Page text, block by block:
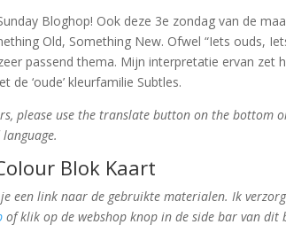
Bloghop! Ook deze 3e zondag van de
Old, Something New. Ofwel “Iets ouds,
passend thema. Mijn interpretatie ervan zet
‘oude’ kleurfamilie Subtles.
please use the translate button on the bottom
Blok Kaart
een link naar de gebruikte materialen. Ik
of klik op de webshop knop in de side bar van dit